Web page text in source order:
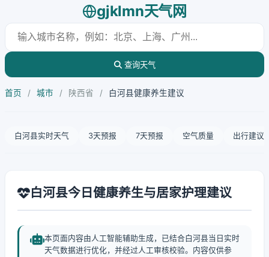
gjklmn天气网
查询天气
首页 / 城市 / 陕西省 / 白河县健康养生建议
白河县实时天气 3天预报 7天预报 空气质量 出行建议
白河县今日健康养生与居家护理建议
本页面内容由人工智能辅助生成，已结合白河县当日实时
天气数据进行优化，并经过人工审核校验。内容仅供参